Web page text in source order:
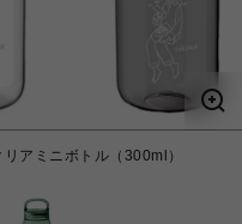
アミニボトル（300ml）